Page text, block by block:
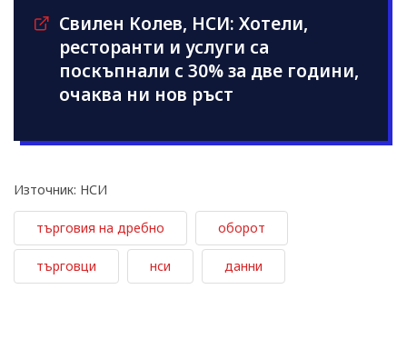
Свилен Колев, НСИ: Хотели,
ресторанти и услуги са
поскъпнали с 30% за две години,
очаква ни нов ръст
Източник: НСИ
търговия на дребно оборот
търговци нси данни